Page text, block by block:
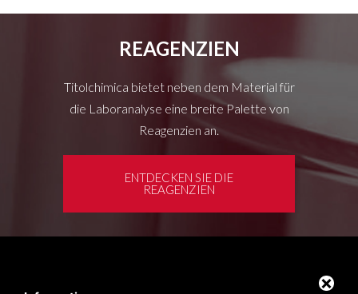
REAGENZIEN
Titolchimica bietet neben dem Material für
die Laboranalyse eine breite Palette von
Reagenzien an.
ENTDECKEN SIE DIE
REAGENZIEN